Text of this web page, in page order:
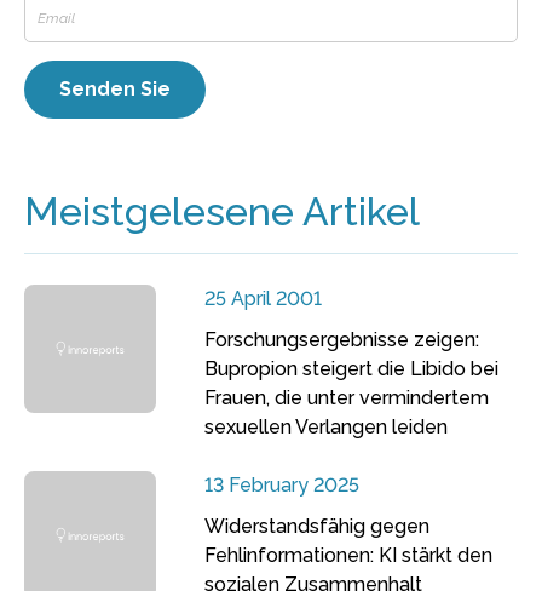
Meistgelesene Artikel
25 April 2001
Forschungsergebnisse zeigen:
Bupropion steigert die Libido bei
Frauen, die unter vermindertem
sexuellen Verlangen leiden
13 February 2025
Widerstandsfähig gegen
Fehlinformationen: KI stärkt den
sozialen Zusammenhalt